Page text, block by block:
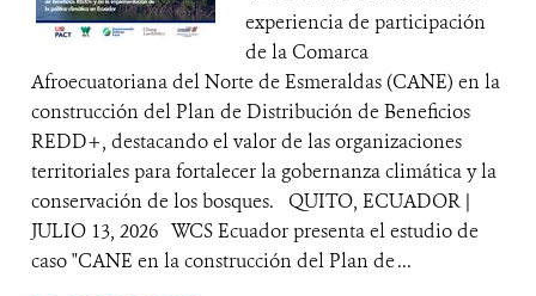
experiencia de participación
de la Comarca
Afroecuatoriana del Norte de Esmeraldas (CANE) en la
construcción del Plan de Distribución de Beneficios
REDD+, destacando el valor de las organizaciones
territoriales para fortalecer la gobernanza climática y la
conservación de los bosques. QUITO, ECUADOR |
JULIO 13, 2026 WCS Ecuador presenta el estudio de
caso "CANE en la construcción del Plan de ...